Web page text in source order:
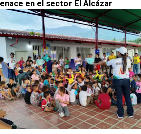
en el sector El Alcázar